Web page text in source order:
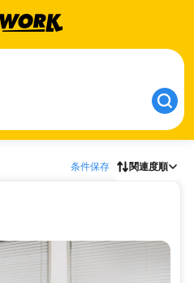
条件保存 関連度順